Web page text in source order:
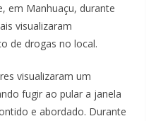
em Manhuaçu, durante
visualizaram
de drogas no local.
visualizaram um
fugir ao pular a janela
e abordado. Durante